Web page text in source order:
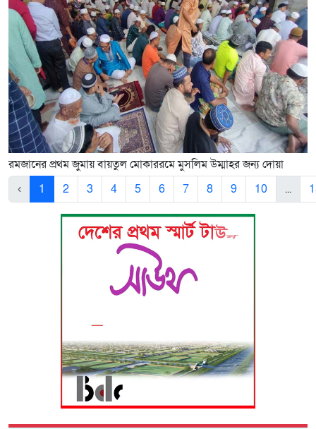
রমজানের প্রথম জুমায় বায়তুল মোকাররমে মুসলিম উম্মাহর জন্য দোয়া
‹
1 2 3 4 5 6 7 8 9 10 ...